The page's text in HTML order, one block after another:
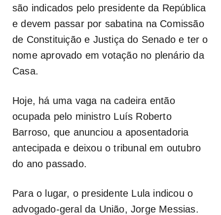
são indicados pelo presidente da República
e devem passar por sabatina na Comissão
de Constituição e Justiça do Senado e ter o
nome aprovado em votação no plenário da
Casa.
Hoje, há uma vaga na cadeira então
ocupada pelo ministro Luís Roberto
Barroso, que anunciou a aposentadoria
antecipada e deixou o tribunal em outubro
do ano passado.
Para o lugar, o presidente Lula indicou o
advogado-geral da União, Jorge Messias.